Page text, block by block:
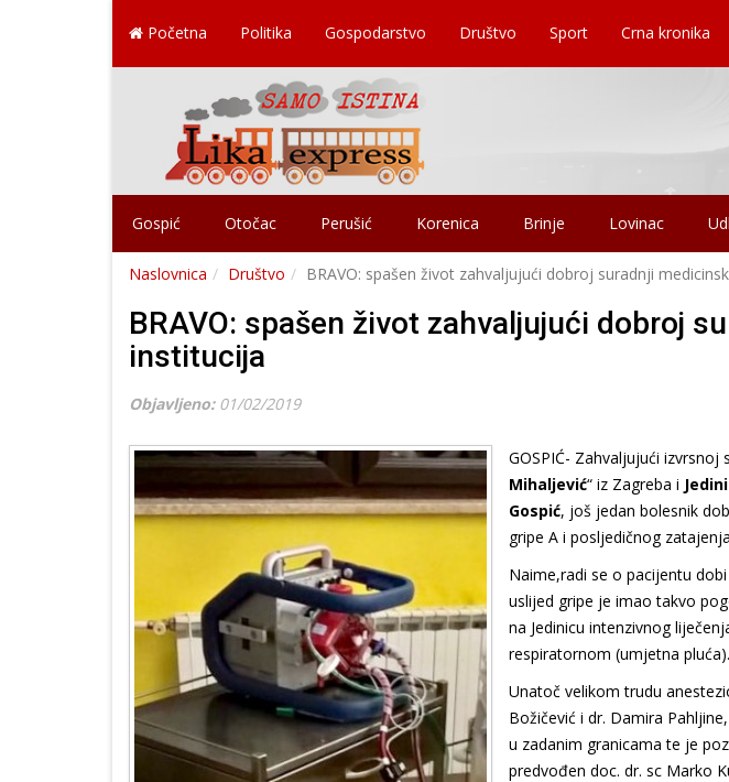
Početna Politika Gospodarstvo Društvo Sport Crna kronika
Gospić Otočac Perušić Korenica Brinje Lovinac
Naslovnica Društvo BRAVO: spašen život zahvaljujući dobroj suradnji
BRAVO: spašen život zahvaljujući dobroj
institucija
Objavljeno: 01/02/2019
GOSPIĆ- Zahvaljujući izvrsnoj
Mihaljević“ iz Zagreba i
Gospić, još jedan bolesnik
gripe A i posljedičnog
Naime,radi se o pacijentu
uslijed gripe je imao takvo
na Jedinicu intenzivnog
respiratornom (umjetna pluća).
Unatoč velikom trudu
Božičević i dr. Damira
u zadanim granicama te je
predvođen doc. dr. sc Marko